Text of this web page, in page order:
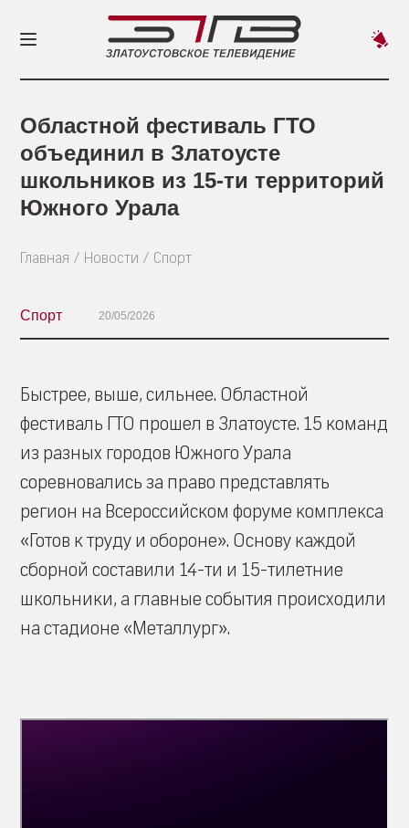
Областной фестиваль ГТО
объединил в Златоусте
школьников из 15-ти территорий
Южного Урала
Главная Новости Спорт
Спорт 20/05/2026
Быстрее, выше, сильнее. Областной
фестиваль ГТО прошел в Златоусте. 15 команд
из разных городов Южного Урала
соревновались за право представлять
регион на Всероссийском форуме комплекса
«Готов к труду и обороне». Основу каждой
сборной составили 14-ти и 15-тилетние
школьники, а главные события происходили
на стадионе «Металлург».